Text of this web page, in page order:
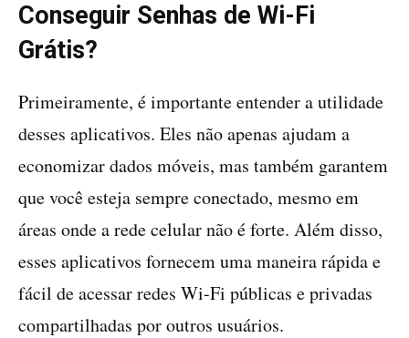
Conseguir Senhas de Wi-Fi
Grátis?
Primeiramente, é importante entender a utilidade
desses aplicativos. Eles não apenas ajudam a
economizar dados móveis, mas também garantem
que você esteja sempre conectado, mesmo em
áreas onde a rede celular não é forte. Além disso,
esses aplicativos fornecem uma maneira rápida e
fácil de acessar redes Wi-Fi públicas e privadas
compartilhadas por outros usuários.